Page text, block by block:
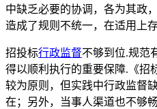
中缺乏必要的协调，各为其政
造成了规则不统一，在适用上
招投标行政监督不够到位.规范
得以顺利执行的重要保障.《招
较为原则，但实践中行政监督
在；另外，当事人渠道也不够